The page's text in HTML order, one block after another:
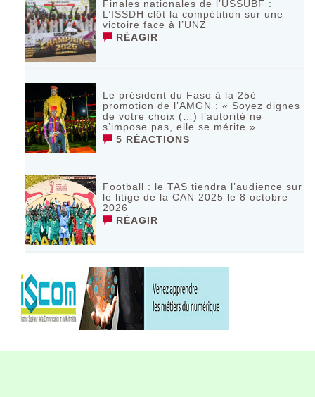
Finales nationales de l’USSUBF :
L’ISSDH clôt la compétition sur une
victoire face à l’UNZ
RÉAGIR
Le président du Faso à la 25è
promotion de l’AMGN : « Soyez dignes
de votre choix (…) l’autorité ne
s’impose pas, elle se mérite »
5 RÉACTIONS
Football : le TAS tiendra l’audience sur
le litige de la CAN 2025 le 8 octobre
2026
RÉAGIR